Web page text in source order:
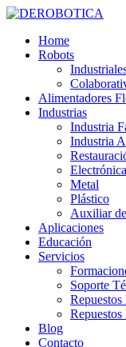
Home
Robots
Alimentadores
Industrias
Industria
Industria
Electrónica
Metal
Plástico
Auxiliar
Aplicaciones
Educación
Servicios
Soporte
Blog
Contacto